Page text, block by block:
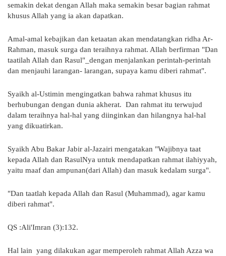
semakin dekat dengan Allah maka semakin besar bagian rahmat
khusus Allah yang ia akan dapatkan.
Amal-amal kebajikan dan ketaatan akan mendatangkan ridha Ar-
Rahman, masuk surga dan teraihnya rahmat. Allah berfirman "Dan
taatilah Allah dan Rasul"_dengan menjalankan perintah-perintah
dan menjauhi larangan- larangan, supaya kamu diberi rahmat".
Syaikh al-Ustimin mengingatkan bahwa rahmat khusus itu
berhubungan dengan dunia akherat. Dan rahmat itu terwujud
dalam teraihnya hal-hal yang diinginkan dan hilangnya hal-hal
yang dikuatirkan.
Syaikh Abu Bakar Jabir al-Jazairi mengatakan "Wajibnya taat
kepada Allah dan RasulNya untuk mendapatkan rahmat ilahiyyah,
yaitu maaf dan ampunan(dari Allah) dan masuk kedalam surga".
"Dan taatlah kepada Allah dan Rasul (Muhammad), agar kamu
diberi rahmat".
QS :Ali'Imran (3):132.
Hal lain yang dilakukan agar memperoleh rahmat Allah Azza wa